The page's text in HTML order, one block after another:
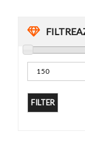
FILTER